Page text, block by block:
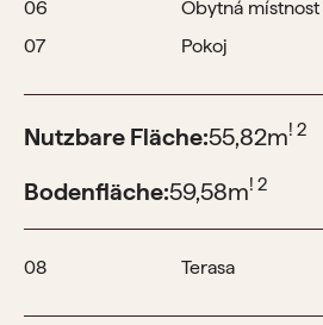
06
Obytná místnost
07
Pokoj
Nutzbare Fläche:55,82m! 2
Bodenfläche:59,58m! 2
08 Terasa